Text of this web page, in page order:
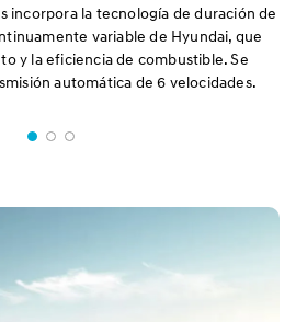
incorpora la tecnología de duración de
variable de Hyundai, que
y la eficiencia de combustible. Se
automática de 6 velocidades.